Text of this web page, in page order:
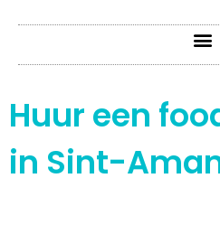
Huur een
in Sint-